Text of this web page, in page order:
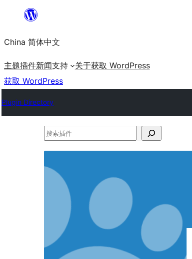
内
容
China 简体中文
主题插件新闻支持 关于获取 WordPress
获取 WordPress
Plugin Directory
搜